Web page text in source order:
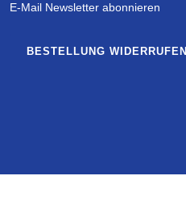
E-Mail Newsletter abonnieren
BESTELLUNG WIDERRUFEN